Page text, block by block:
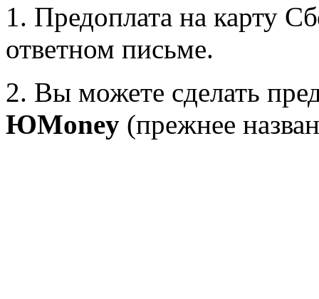
1. Предоплата на карту
ответном письме.
2. Вы можете сделать
ЮMoney (прежнее